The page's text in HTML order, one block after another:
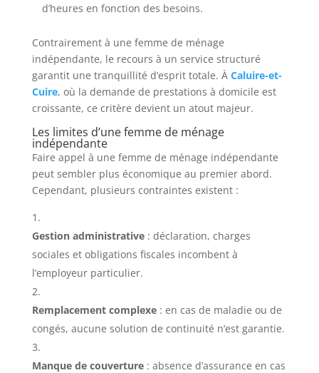
d’heures en fonction des besoins.
Contrairement à une femme de ménage
indépendante, le recours à un service structuré
garantit une tranquillité d’esprit totale. À Caluire-et-
Cuire, où la demande de prestations à domicile est
croissante, ce critère devient un atout majeur.
Les limites d’une femme de ménage
indépendante
Faire appel à une femme de ménage indépendante
peut sembler plus économique au premier abord.
Cependant, plusieurs contraintes existent :
Gestion administrative: déclaration, charges
sociales et obligations fiscales incombent à
l’employeur particulier.
Remplacement complexe: en cas de maladie ou de
congés, aucune solution de continuité n’est garantie.
Manque de couverture: absence d’assurance en cas